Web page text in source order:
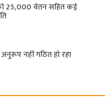
25,000 वेतन सहित कई
नहीं गठित हो रहा